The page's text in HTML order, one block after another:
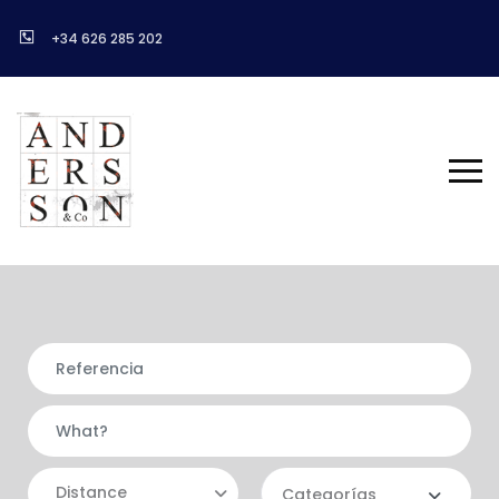
+34 626 285 202
Distance Categorías